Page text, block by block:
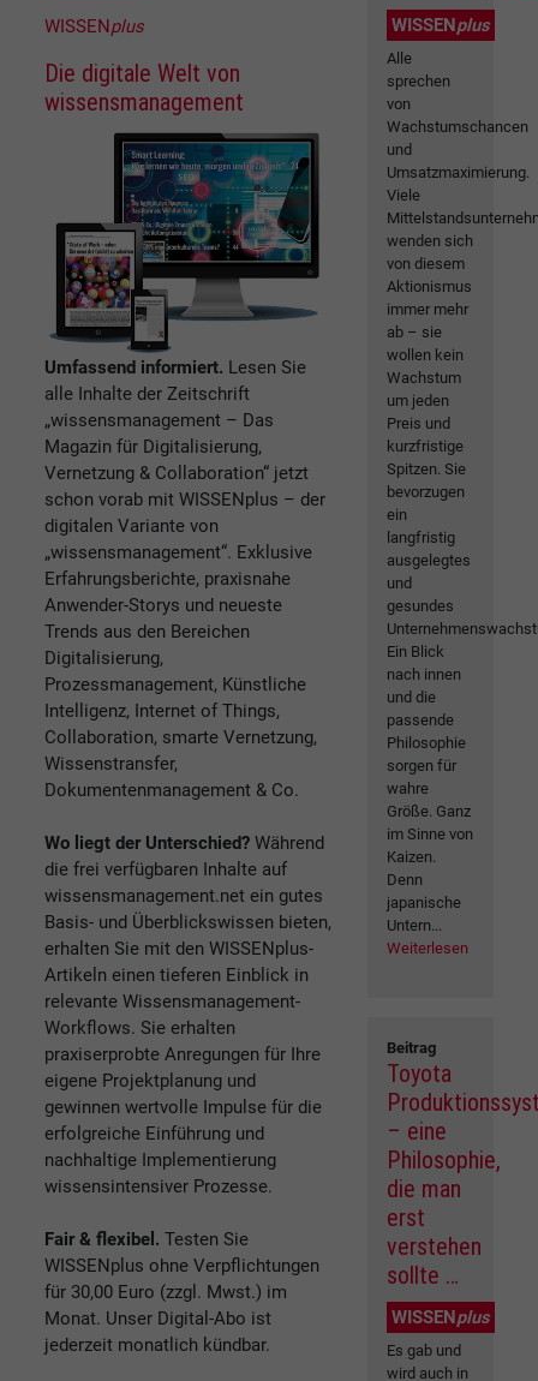
WISSENplus
Die digitale Welt von
wissensmanagement
Umfassend informiert. Lesen Sie
alle Inhalte der Zeitschrift
„wissensmanagement – Das
Magazin für Digitalisierung,
Vernetzung & Collaboration“ jetzt
schon vorab mit WISSENplus – der
digitalen Variante von
„wissensmanagement“. Exklusive
Erfahrungsberichte, praxisnahe
Anwender-Storys und neueste
Trends aus den Bereichen
Digitalisierung,
Prozessmanagement, Künstliche
Intelligenz, Internet of Things,
Collaboration, smarte Vernetzung,
Wissenstransfer,
Dokumentenmanagement & Co.
Wo liegt der Unterschied? Während
die frei verfügbaren Inhalte auf
wissensmanagement.net ein gutes
Basis- und Überblickswissen bieten,
erhalten Sie mit den WISSENplus-
Artikeln einen tieferen Einblick in
relevante Wissensmanagement-
Workflows. Sie erhalten
praxiserprobte Anregungen für Ihre
eigene Projektplanung und
gewinnen wertvolle Impulse für die
erfolgreiche Einführung und
nachhaltige Implementierung
wissensintensiver Prozesse.
Fair & flexibel. Testen Sie
WISSENplus ohne Verpflichtungen
für 30,00 Euro (zzgl. Mwst.) im
Monat. Unser Digital-Abo ist
jederzeit monatlich kündbar.
WISSENplus
Alle
sprechen
von
Wachstumschancen
und
Umsatzmaximierung.
Viele
wenden sich
von diesem
Aktionismus
immer mehr
ab – sie
wollen kein
Wachstum
um jeden
Preis und
kurzfristige
Spitzen. Sie
bevorzugen
ein
langfristig
ausgelegtes
und
gesundes
Ein Blick
nach innen
und die
passende
Philosophie
sorgen für
wahre
Größe. Ganz
im Sinne von
Kaizen.
Denn
japanische
Untern...
Weiterlesen
Beitrag
Toyota
– eine
Philosophie,
die man
erst
verstehen
sollte …
WISSENplus
Es gab und
wird auch in